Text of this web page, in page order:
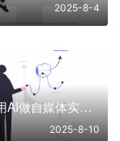
2025-8-4
普通人用AI做自媒体实操培训
2025-8-10